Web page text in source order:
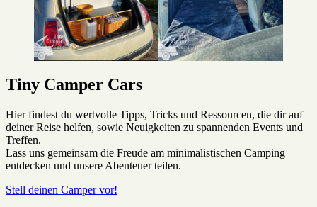
Tiny Camper Cars
Hier findest du wertvolle Tipps, Tricks und Ressourcen, die dir auf
deiner Reise helfen, sowie Neuigkeiten zu spannenden Events und
Treffen.
Lass uns gemeinsam die Freude am minimalistischen Camping
entdecken und unsere Abenteuer teilen.
Stell deinen Camper vor!